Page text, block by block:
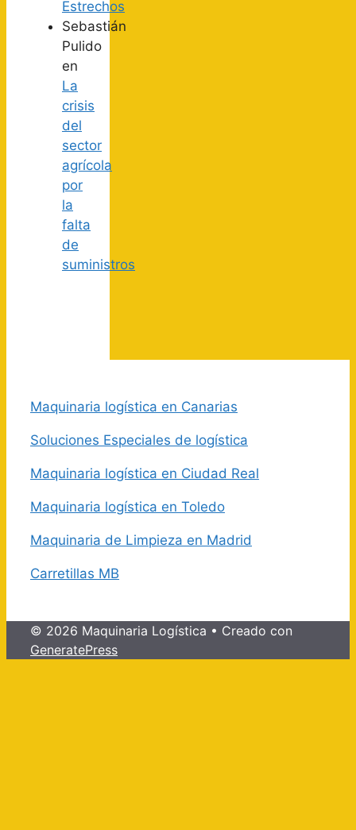
Estrechos
Sebastián
Pulido
en
La
crisis
del
sector
agrícola
por
la
falta
de
suministros
Maquinaria logística en Canarias
Soluciones Especiales de logística
Maquinaria logística en Ciudad Real
Maquinaria logística en Toledo
Maquinaria de Limpieza en Madrid
Carretillas MB
© 2026 Maquinaria Logística • Creado con
GeneratePress